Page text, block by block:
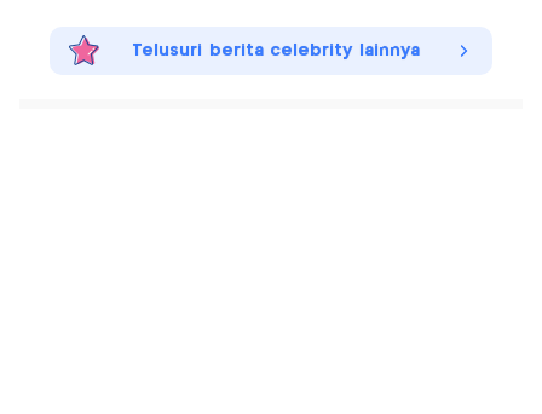
Telusuri berita celebrity lainnya